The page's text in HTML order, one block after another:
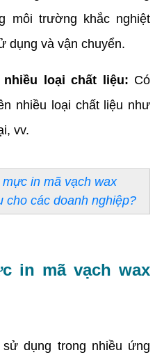
môi trường khắc nghiệt
dụng và vận chuyển.
loại chất liệu: Có
nhiều loại chất liệu như
vv.
in mã vạch wax
cho các doanh nghiệp?
in mã vạch wax
dụng trong nhiều ứng